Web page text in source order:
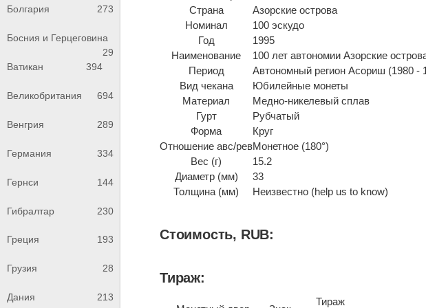
Болгария 273
Босния и Герцеговина
29
Ватикан
394
Великобритания 694
Венгрия 289
Германия 334
Гернси 144
Гибралтар 230
Греция 193
Грузия 28
Дания 213
Страна
Азорские острова
Номинал
100 эскудо
Год
1995
Наименование
100 лет автономии Азорские
Период
Автономный регион Асориш (1980 -
Вид чекана
Юбилейные монеты
Материал
Медно-никелевый сплав
Гурт
Рубчатый
Форма
Круг
Отношение авс/ревМонетное (180°)
Вес (г)
15.2
Диаметр (мм)
33
Толщина (мм)
Неизвестно (help us to know)
Стоимость, RUB:
Тираж:
Тираж